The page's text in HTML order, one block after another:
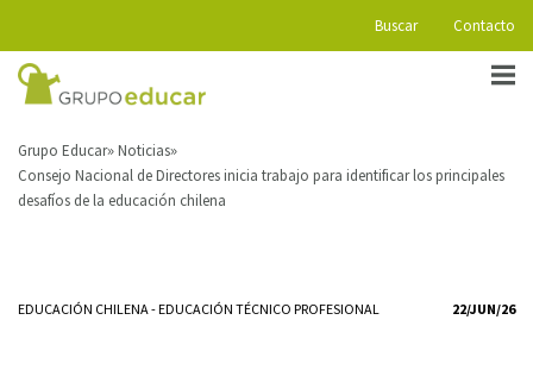
Buscar Contacto
Grupo Educar Noticias
Consejo Nacional de Directores inicia trabajo para identificar los principales
desafíos de la educación chilena
EDUCACIÓN CHILENA-EDUCACIÓN TÉCNICO PROFESIONAL 22/JUN/26